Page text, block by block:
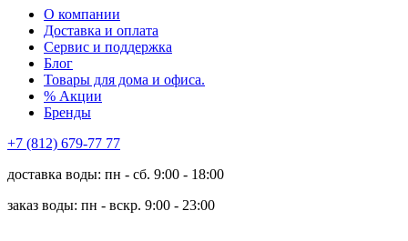
О компании
Доставка и оплата
Сервис и поддержка
Блог
Товары для дома и офиса.
% Акции
Бренды
+7 (812) 679-77 77
доставка воды: пн - сб. 9:00 - 18:00
заказ воды: пн - вскр. 9:00 - 23:00